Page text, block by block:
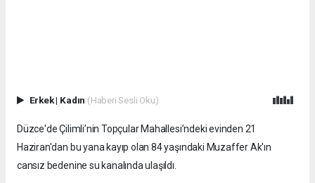
Erkek| Kadın (Haberi Sesli Oku)
Düzce'de Çilimli’nin Topçular Mahallesi’ndeki evinden 21
Haziran'dan bu yana kayıp olan 84 yaşındaki Muzaffer Ak'ın
cansız bedenine su kanalında ulaşıldı.